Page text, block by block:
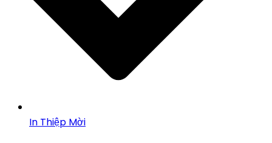
In Thiệp Mời